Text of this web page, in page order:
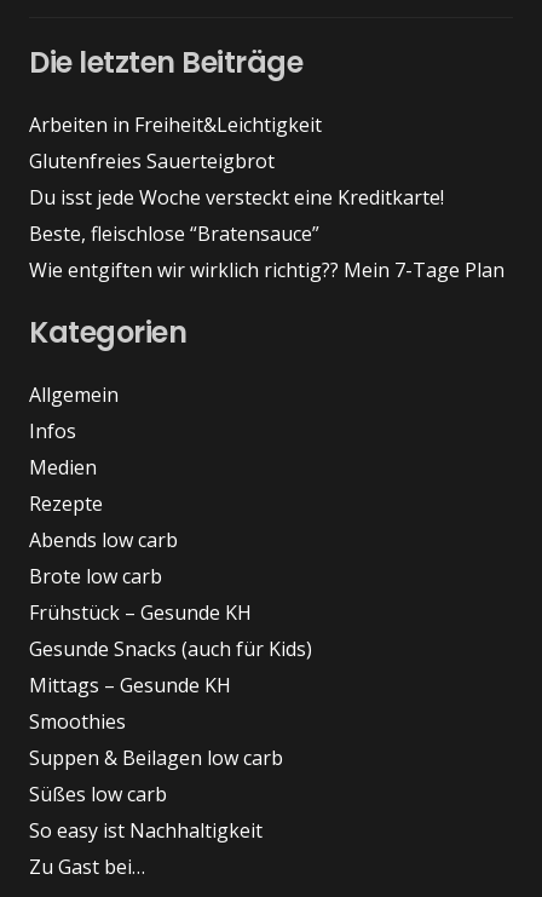
Die letzten Beiträge
Arbeiten in Freiheit&Leichtigkeit
Glutenfreies Sauerteigbrot
Du isst jede Woche versteckt eine Kreditkarte!
Beste, fleischlose “Bratensauce”
Wie entgiften wir wirklich richtig?? Mein 7-Tage Plan
Kategorien
Allgemein
Infos
Medien
Rezepte
Abends low carb
Brote low carb
Frühstück – Gesunde KH
Gesunde Snacks (auch für Kids)
Mittags – Gesunde KH
Smoothies
Suppen & Beilagen low carb
Süßes low carb
So easy ist Nachhaltigkeit
Zu Gast bei…